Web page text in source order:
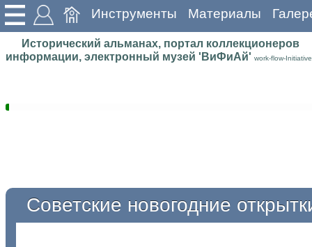
Инструменты Материалы
Исторический альманах, портал коллекционеров
информации, электронный музей 'ВиФиАй' work-flow-Initiative
Советские новогодние